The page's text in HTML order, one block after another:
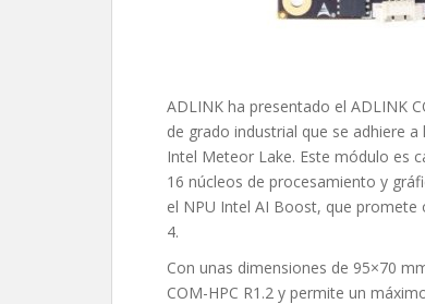
ADLINK ha presentado el ADLINK
de grado industrial que se adhiere
Intel Meteor Lake. Este módulo es
16 núcleos de procesamiento y
el NPU Intel AI Boost, que promete
4.
Con unas dimensiones de 95×70
COM-HPC R1.2 y permite un